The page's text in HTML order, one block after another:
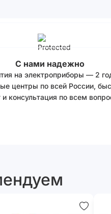
С нами надежно
на электроприборы — 2
центры по всей России,
и консультация по всем